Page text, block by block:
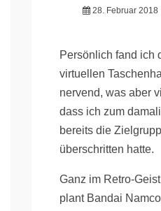
28. Februar 2018
Persönlich fand ich
virtuellen
nervend, was aber
dass ich zum
bereits die
überschritten hatte.
Ganz im Retro-
plant Bandai